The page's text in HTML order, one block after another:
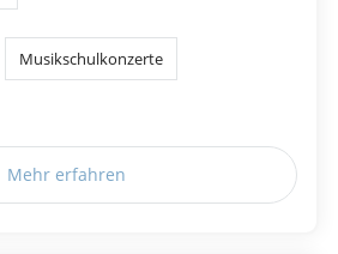
Musikschulkonzerte
Mehr erfahren